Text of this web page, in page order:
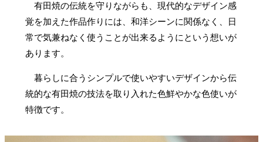
有田焼の伝統を守りながらも、現代的なデザイン感
覚を加えた作品作りには、和洋シーンに関係なく、日
常で気兼ねなく使うことが出来るようにという想いが
あります。
暮らしに合うシンプルで使いやすいデザインから伝
統的な有田焼の技法を取り入れた色鮮やかな色使いが
特徴です。